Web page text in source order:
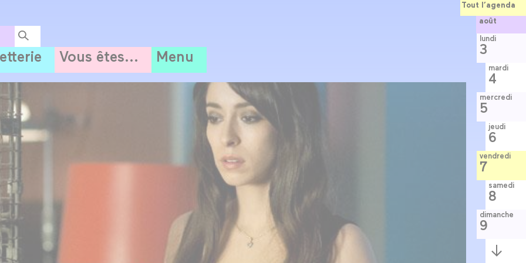
Vous êtes... Menu
Tout l’agenda
août
lundi
3
mardi
4
mercredi
5
jeudi
6
vendredi
7
samedi
8
dimanche
9
Semaine
suivante